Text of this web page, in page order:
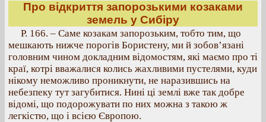
Про відкриття запорозькими козаками
земель у Сибіру
Р. 166. – Саме козакам запорозьким, тобто тим, що
мешкають нижче порогів Бористену, ми й зобов’язані
головним чином докладним відомостям, які маємо про ті
краї, котрі вважалися колись жахливими пустелями, куди
нікому неможливо проникнути, не наразившись на
небезпеку тут загубитися. Нині ці землі вже так добре
відомі, що подорожувати по них можна з такою ж
легкістю, що і всією Європою.